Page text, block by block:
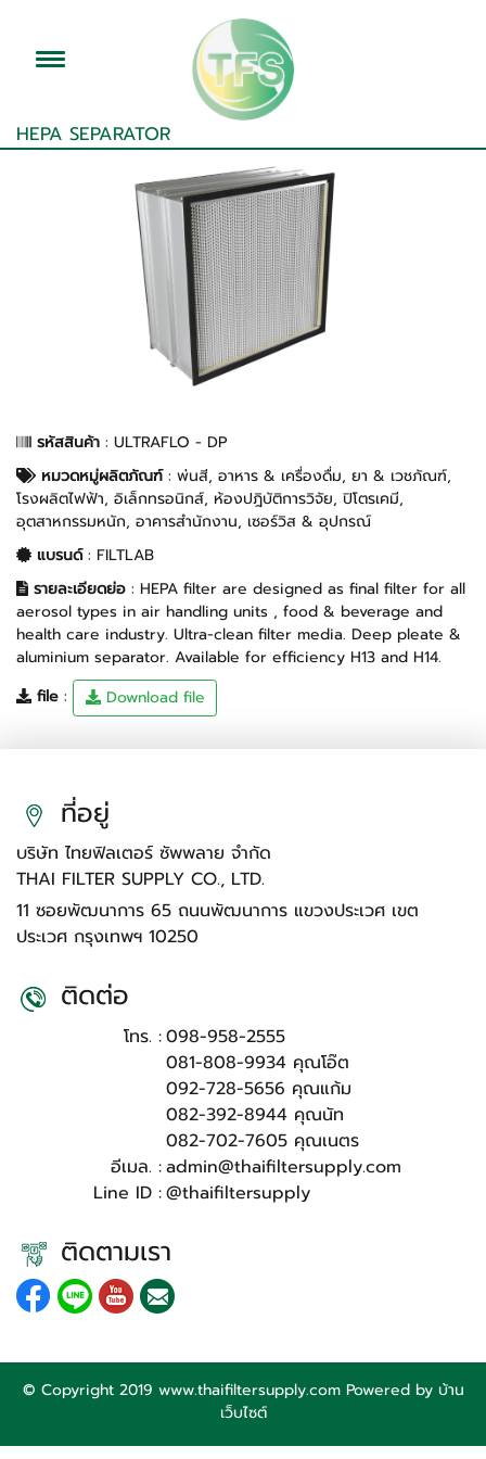
HEPA SEPARATOR
รหัสสินค้า : ULTRAFLO - DP
หมวดหมู่ผลิตภัณฑ์: พ่นสี, อาหาร & เครื่องดื่ม, ยา & เวชภัณฑ์,
โรงผลิตไฟฟ้า, อิเล็กทรอนิกส์, ห้องปฎิบัติการวิจัย, ปิโตรเคมี,
อุตสาหกรรมหนัก, อาคารสำนักงาน, เซอร์วิส & อุปกรณ์
แบรนด์: FILTLAB
รายละเอียดย่อ: HEPA filter are designed as final filter for all
aerosol types in air handling units , food & beverage and
health care industry. Ultra-clean filter media. Deep pleate &
aluminium separator. Available for efficiency H13 and H14.
file : Download file
ที่อยู่
บริษัท ไทยฟิลเตอร์ ซัพพลาย จำกัด
THAI FILTER SUPPLY CO., LTD.
11 ซอยพัฒนาการ 65 ถนนพัฒนาการ แขวงประเวศ เขต
ประเวศ กรุงเทพฯ 10250
ติดต่อ
โทร. :098-958-2555
081-808-9934 คุณโอ๊ต
092-728-5656 คุณแก้ม
082-392-8944 คุณนัท
082-702-7605 คุณเนตร
อีเมล. :admin@thaifiltersupply.com
Line ID :@thaifiltersupply
ติดตามเรา
© Copyright 2019 www.thaifiltersupply.com Powered by บ้าน
เว็บไซต์